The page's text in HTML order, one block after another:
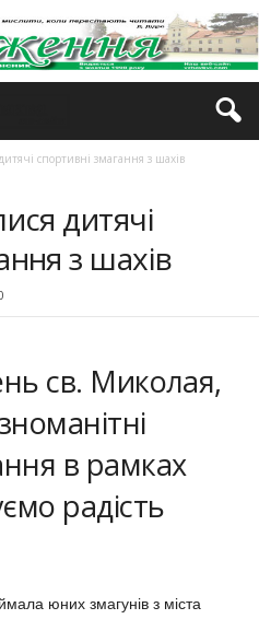
спортивні змагання з шахів
дитячі
з шахів
св. Миколая,
в рамках
радість
юних змагунів з міста